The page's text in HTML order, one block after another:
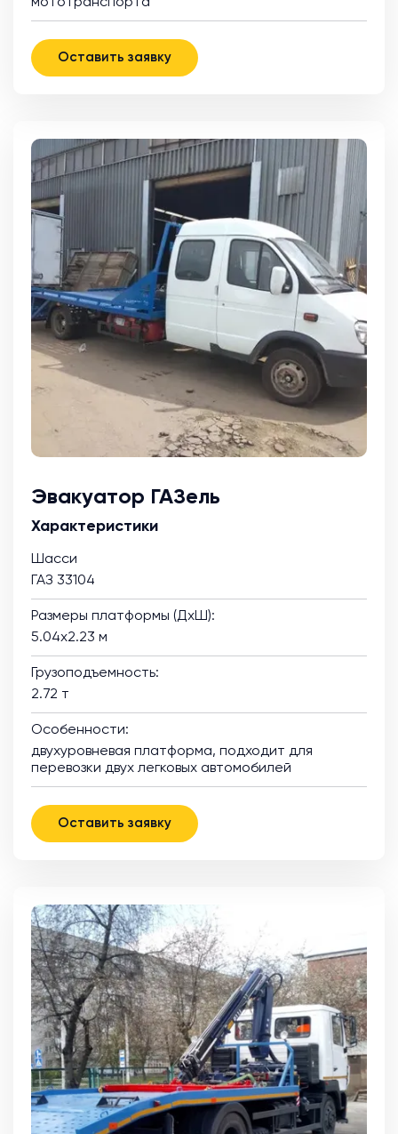
Оставить заявку
Эвакуатор ГАЗель
Характеристики
Шасси
ГАЗ 33104
Размеры платформы (ДхШ):
5.04х2.23 м
Грузоподъемность:
2.72 т
Особенности:
двухуровневая платформа, подходит для
перевозки двух легковых автомобилей
Оставить заявку